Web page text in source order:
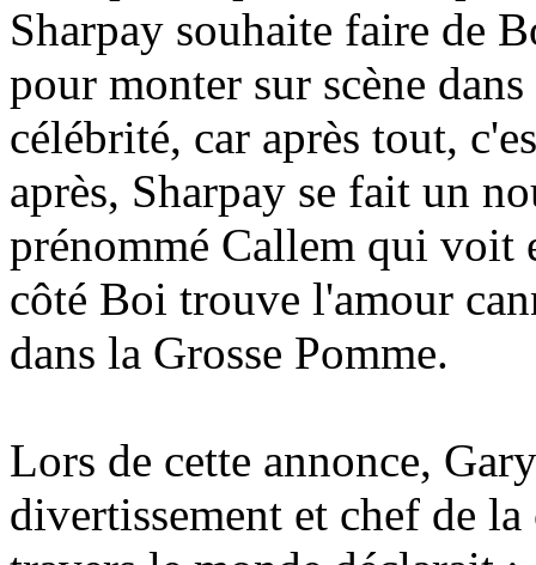
Sharpay souhaite faire de
pour monter sur scène
célébrité, car après tout,
après, Sharpay se fait un
prénommé Callem qui voit
côté Boi trouve l'amour
dans la Grosse Pomme.
Lors de cette annonce,
divertissement et chef de